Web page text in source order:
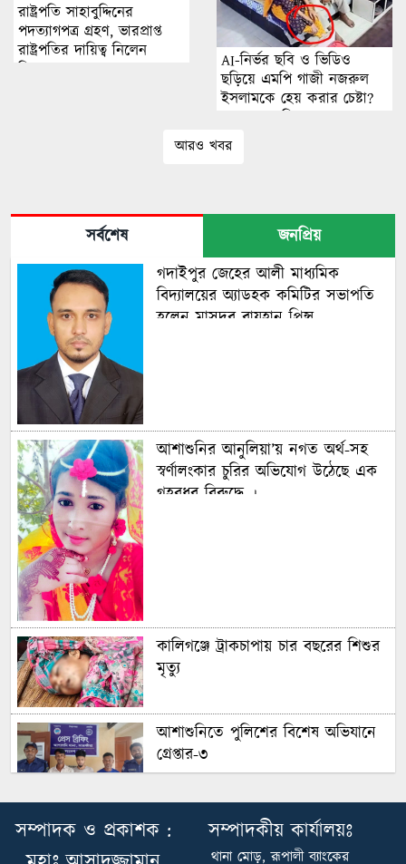
রাষ্ট্রপতি সাহাবুদ্দিনের
পদত্যাগপত্র গ্রহণ, ভারপ্রাপ্ত
রাষ্ট্রপতির দায়িত্ব নিলেন
স্পিকার
AI-নির্ভর ছবি ও ভিডিও
ছড়িয়ে এমপি গাজী নজরুল
ইসলামকে হেয় করার চেষ্টা?
অনুসন্ধানে মিলছে না বাস্তব
ঘটনার প্রমাণ
আরও খবর
সর্বশেষ
জনপ্রিয়
গদাইপুর জেহের আলী মাধ্যমিক
বিদ্যালয়ের অ্যাডহক কমিটির সভাপতি
হলেন মাসুদুর রায়হান প্রিন্স
আশাশুনির আনুলিয়া’য় নগত অর্থ-সহ
স্বর্ণালংকার চুরির অভিযোগ উঠেছে এক
গৃহবধূর বিরুদ্ধে ।
কালিগঞ্জে ট্রাকচাপায় চার বছরের শিশুর
মৃত্যু
আশাশুনিতে পুলিশের বিশেষ অভিযানে
গ্রেপ্তার-৩
আশাশুনিতে পুলিশের বিশেষ অভিযানে
গ্রেপ্তার-৩
সম্পাদক ও প্রকাশক :
সম্পাদকীয় কার্যালয়ঃ
থানা মোড়, রূপালী ব্যাংকের